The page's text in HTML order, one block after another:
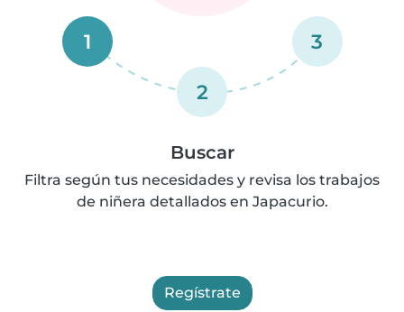
1
2
3
Buscar
Filtra según tus necesidades y revisa los trabajos
de niñera detallados en Japacurio.
Regístrate